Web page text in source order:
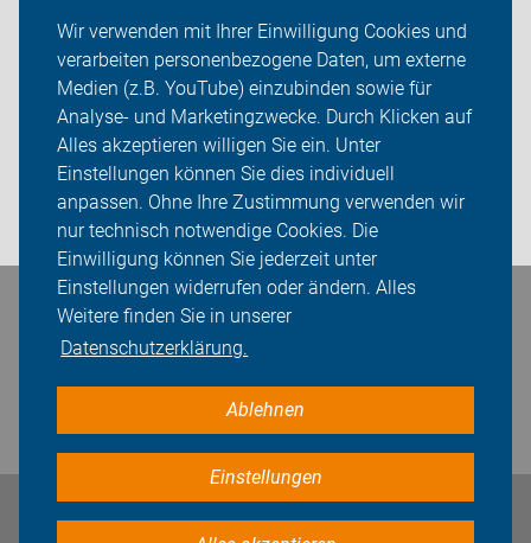
Wir verwenden mit Ihrer Einwilligung Cookies und
verarbeiten personenbezogene Daten, um externe
Medien (z.B. YouTube) einzubinden sowie für
Analyse- und Marketingzwecke. Durch Klicken auf
Alles akzeptieren willigen Sie ein. Unter
Einstellungen können Sie dies individuell
anpassen. Ohne Ihre Zustimmung verwenden wir
nur technisch notwendige Cookies. Die
Einwilligung können Sie jederzeit unter
Einstellungen widerrufen oder ändern. Alles
Weitere finden Sie in unserer
Datenschutzerklärung.
Ablehnen
Einstellungen
Galerien
ADFC OG Diepholz
Sei dabei
Login
Bleiben Sie in Kontakt